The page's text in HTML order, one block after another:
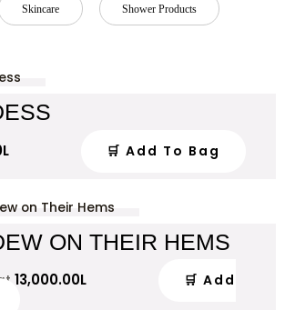
Skincare Shower Products
L 🛒 Add To Bag
ON THEIR HEMS
13,000.00L
🛒 Add